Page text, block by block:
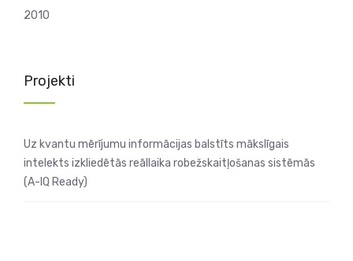
2010
Projekti
Uz kvantu mērījumu informācijas balstīts mākslīgais
intelekts izkliedētās reāllaika robežskaitļošanas sistēmās
(A-IQ Ready)